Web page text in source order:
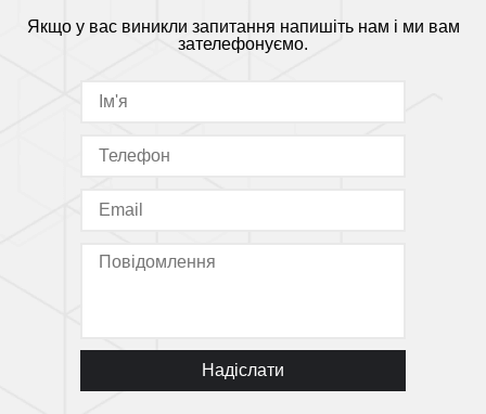
Якщо у вас виникли запитання напишіть нам і ми вам
зателефонуємо.
Надіслати